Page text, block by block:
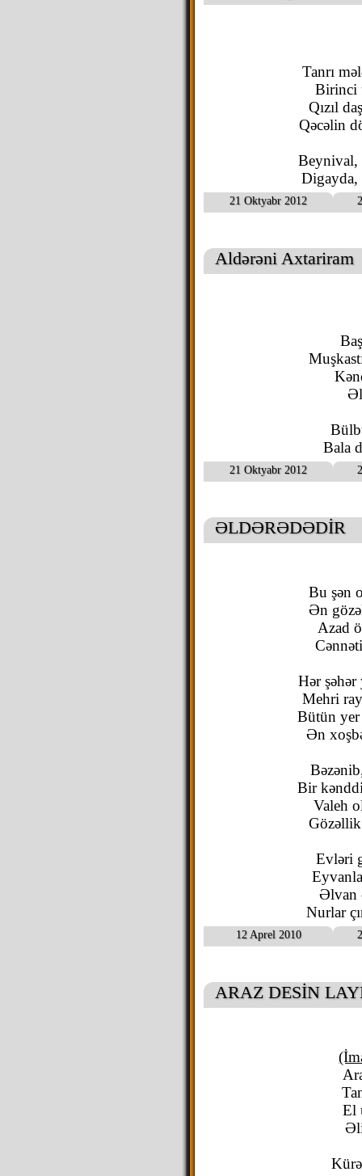
Tanrı
Birinci
Qızıl
Qəcəlin
Beynival,
Digayda,
21 Oktyabr 2012
Aldərəni Axtariram
Bala
21 Oktyabr 2012
ƏLDƏRƏDƏDİR
Bu şən
Ən
Azad
Hər
Mehri
Bütün yer
Ən
Bir
Valeh
Evləri
Əlvan
Nurlar
12 Aprel 2010
ARAZ DESİN
El